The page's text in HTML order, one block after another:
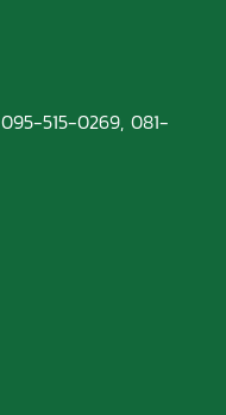
095-515-0269, 081-